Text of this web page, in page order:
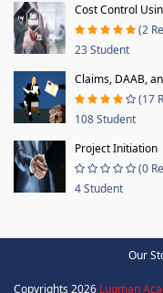
Cost Control
(2
23 Student
Claims, DAAB,
(17
108 Student
Project Initiation
(0
4 Student
Our
Copyrights 2026 Luqman